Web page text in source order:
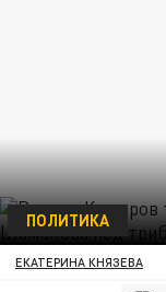
ПОЛИТИКА
ЕКАТЕРИНА КНЯЗЕВА